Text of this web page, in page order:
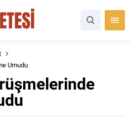
Umudu